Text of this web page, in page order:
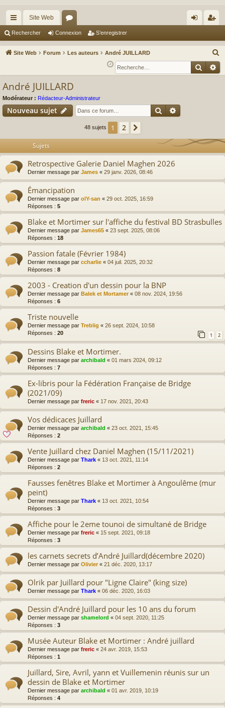
cc
ès
Site Web
or
u ne
xi
nr
eg
Rechercher Connexion S’enregistrer
Site Web Forum Les auteurs André JUILLARD
e
c
e
r
André JUILLARD
Modérateur : Rédacteur-Administrateur
Nouveau sujet Rechercher
48 sujets 1 2
Sujets
Retrospective Galerie Daniel Maghen 2026
Dernier message par James « 29 janv. 2026, 08:46
Émancipation
Dernier message par olY-san « 29 oct. 2025, 16:59
Réponses : 5
Blake et Mortimer sur l'affiche du festival BD Strasbulles
Dernier message par James65 « 23 sept. 2025, 08:06
Réponses : 18
Passion fatale (Février 1984)
Dernier message par ccharlie « 04 juil. 2025, 20:32
Réponses : 8
2003 - Creation d'un dessin pour la BNP
Dernier message par Balek et Mortamer« 08 nov. 2024, 19:56
Réponses : 6
Triste nouvelle
Dernier message par Treblig « 26 sept. 2024, 10:58
Réponses : 20 1 2
Dessins Blake et Mortimer.
Dernier message par archibald « 01 mars 2024, 09:12
Réponses : 7
Ex-libris pour la Fédération Française de Bridge
(2021/09)
Dernier message par freric « 17 nov. 2021, 20:43
Vos dédicaces Juillard
Dernier message par archibald « 23 oct. 2021, 15:45
Réponses : 2
Vente Juillard chez Daniel Maghen (15/11/2021)
Dernier message par Thark « 13 oct. 2021, 11:14
Réponses : 2
Fausses fenêtres Blake et Mortimer à Angoulême (mur
peint)
Dernier message par Thark « 13 oct. 2021, 10:54
Réponses : 3
Affiche pour le 2eme tounoi de simultané de Bridge
Dernier message par freric « 15 sept. 2021, 09:18
Réponses : 3
les carnets secrets d’André Juillard(décembre 2020)
Dernier message par Olivier« 21 déc. 2020, 13:17
Olrik par Juillard pour "Ligne Claire" (king size)
Dernier message par Thark « 06 déc. 2020, 16:03
Dessin d'André Juillard pour les 10 ans du forum
Dernier message par shamelord « 04 sept. 2020, 11:25
Réponses : 3
Musée Auteur Blake et Mortimer : André juillard
Dernier message par freric « 24 avr. 2019, 15:53
Réponses : 1
Juillard, Sire, Avril, yann et Vuillemenin réunis sur un
dessin de Blake et Mortimer
Dernier message par archibald « 01 avr. 2019, 10:19
Réponses : 4